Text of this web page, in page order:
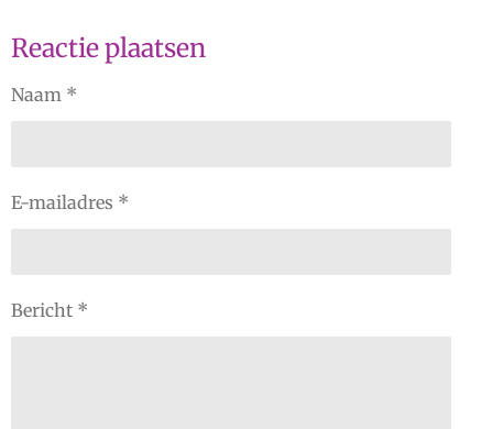
Reactie plaatsen
Naam *
E-mailadres *
Bericht *